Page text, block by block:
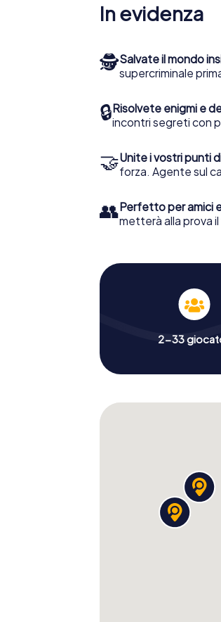
In evidenza
🕵Salvate il mondo
supercriminale
🔒Risolvete enigmi e
incontri segreti con
🤝Unite i vostri punti
forza. Agente sul
👥Perfetto per amici
metterà alla prova
2-33